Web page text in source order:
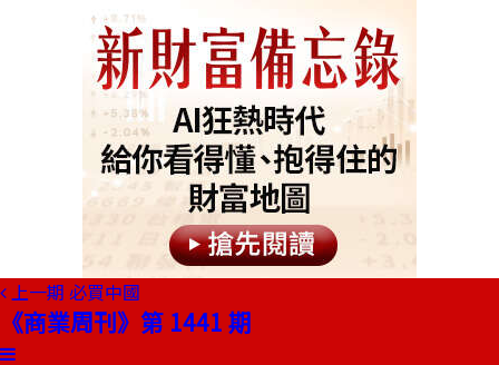
上一期 必買中國
《商業周刊》第 1441 期